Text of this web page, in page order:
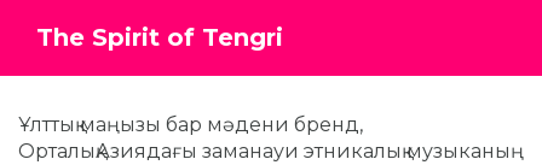
The Spirit of Tengri
Ұлттық маңызы бар мәдени бренд,
ОрталықАзиядағы заманауи этникалық музыканың